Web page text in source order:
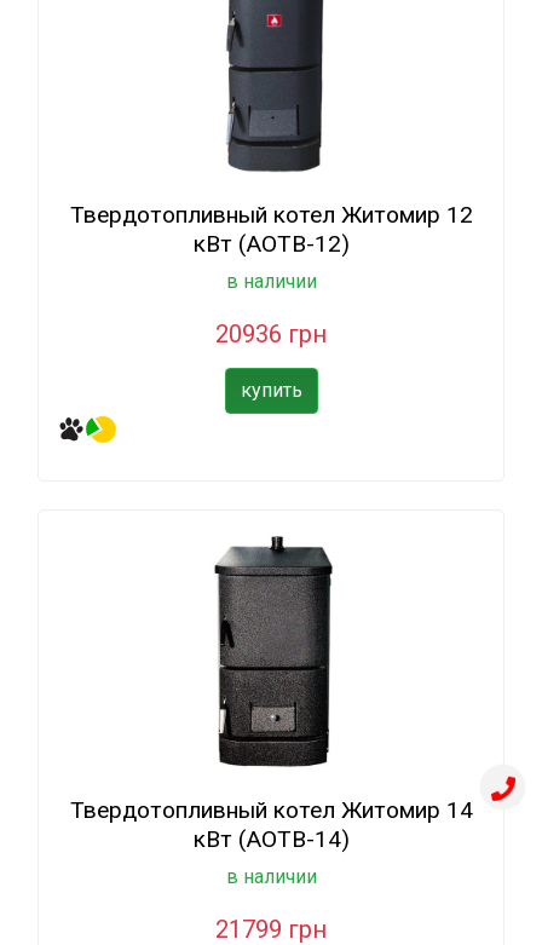
Твердотопливный котел Житомир 12
кВт (АОТВ-12)
в наличии
20936 грн
купить
Твердотопливный котел Житомир 14
кВт (АОТВ-14)
в наличии
21799 грн